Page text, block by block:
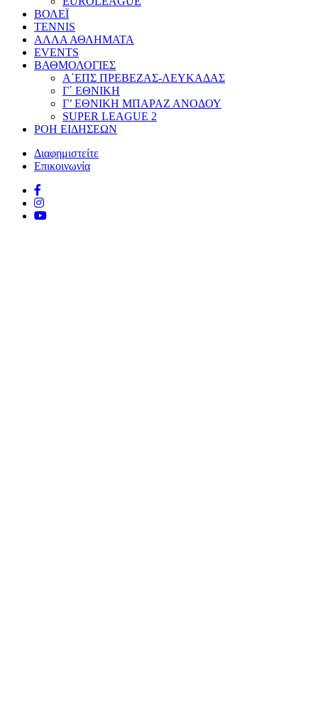
ΒΟΛΕΪ
TENNIS
ΑΛΛΑ ΑΘΛΗΜΑΤΑ
EVENTS
ΒΑΘΜΟΛΟΓΙΕΣ
Α΄ΕΠΣ ΠΡΕΒΕΖΑΣ-ΛΕΥΚΑΔΑΣ
Γ΄ ΕΘΝΙΚΗ
Γ’ ΕΘΝΙΚΗ ΜΠΑΡΑΖ ΑΝΟΔΟΥ
SUPER LEAGUE 2
ΡΟΗ ΕΙΔΗΣΕΩΝ
Διαφημιστείτε
Επικοινωνία